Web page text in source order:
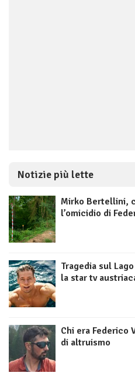
Notizie più lette
Mirko Bertellini,
l’omicidio di
Tragedia sul
la star tv
Chi era Federico
di altruismo